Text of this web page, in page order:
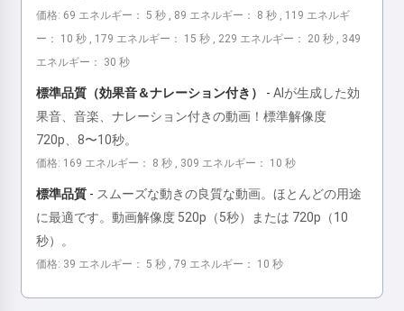
価格: 69 エネルギー： 5 秒 , 89 エネルギー： 8 秒 , 119 エネルギ
ー： 10 秒 , 179 エネルギー： 15 秒 , 229 エネルギー： 20 秒 , 349
エネルギー： 30 秒
標準品質（効果音＆ナレーション付き） - AIが生成した効
果音、音楽、ナレーション付きの動画！標準解像度
720p、8〜10秒。
価格: 169 エネルギー： 8 秒 , 309 エネルギー： 10 秒
標準品質 - スムーズな動きの良質な動画。ほとんどの用途
に最適です。動画解像度 520p（5秒）または 720p（10
秒）。
価格: 39 エネルギー： 5 秒 , 79 エネルギー： 10 秒